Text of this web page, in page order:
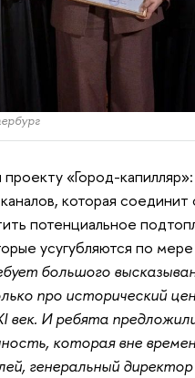
«Город-
которая
потенциальное
усугубляются по
большого
про исторический
век. И ребята
которая вне
генеральный